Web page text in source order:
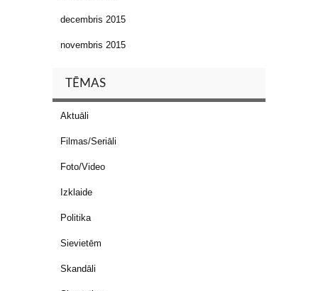
decembris 2015
novembris 2015
TĒMAS
Aktuāli
Filmas/Seriāli
Foto/Video
Izklaide
Politika
Sievietēm
Skandāli